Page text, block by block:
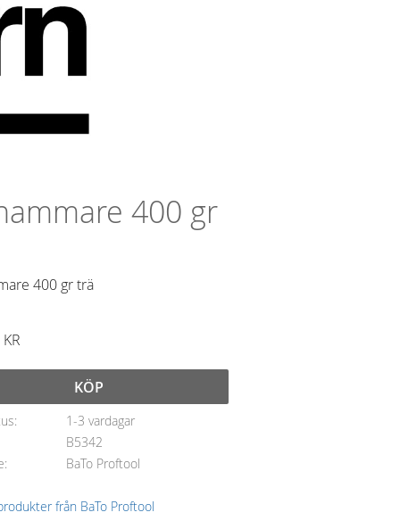
400 gr
400 gr trä
KR
KÖP
1-3 vardagar
B5342
BaTo Proftool
från BaTo Proftool